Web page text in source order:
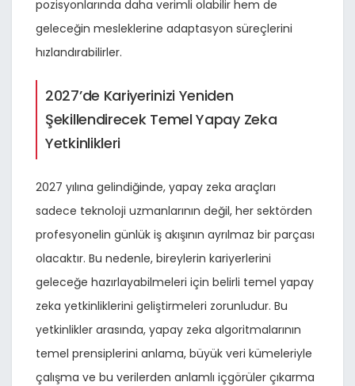
pozisyonlarında daha verimli olabilir hem de
geleceğin mesleklerine adaptasyon süreçlerini
hızlandırabilirler.
2027’de Kariyerinizi Yeniden
Şekillendirecek Temel Yapay Zeka
Yetkinlikleri
2027 yılına gelindiğinde, yapay zeka araçları
sadece teknoloji uzmanlarının değil, her sektörden
profesyonelin günlük iş akışının ayrılmaz bir parçası
olacaktır. Bu nedenle, bireylerin kariyerlerini
geleceğe hazırlayabilmeleri için belirli temel yapay
zeka yetkinliklerini geliştirmeleri zorunludur. Bu
yetkinlikler arasında, yapay zeka algoritmalarının
temel prensiplerini anlama, büyük veri kümeleriyle
çalışma ve bu verilerden anlamlı içgörüler çıkarma